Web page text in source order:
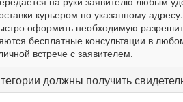
курьером по указанному
оформить необходимую
бесплатные консультации в
встрече с заявителем.
должны получить